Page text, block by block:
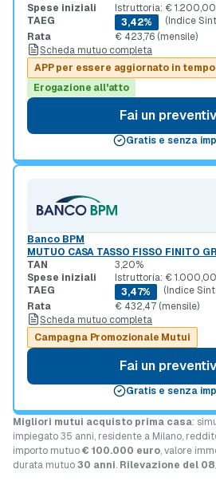
Spese iniziali
Istruttoria: € 1.200,00
TAEG
3,42%
(Indice
Rata
€ 423,76 (mensile)
Scheda mutuo completa
APP per essere aggiornato in
Erogazione all'atto
Fai un
Gratis e senza
Banco BPM
MUTUO CASA TASSO FISSO FINITO
TAN
3,20%
Spese iniziali
Istruttoria: € 1.000,00
TAEG
3,47%
(Indice
Rata
€ 432,47 (mensile)
Scheda mutuo completa
Campagna Promozionale Mutui
Fai un
Gratis e senza
Migliori mutui acquisto prima casa:
impiegato 35 anni, residente a Milano,
importo mutuo€ 100.000 euro, valore
durata mutuo30 anni. Rilevazione del